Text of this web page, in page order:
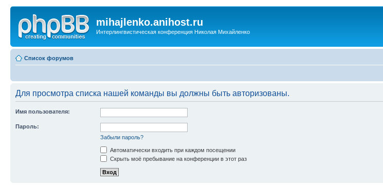
mihajlenko.anihost.ru
Интерлингвистическая конференция Николая Михайленко
Список форумов
Для просмотра списка нашей команды вы должны быть авторизованы.
Имя пользователя:
Пароль:
Забыли пароль?
Автоматически входить при каждом посещении
Скрыть моё пребывание на конференции в этот раз